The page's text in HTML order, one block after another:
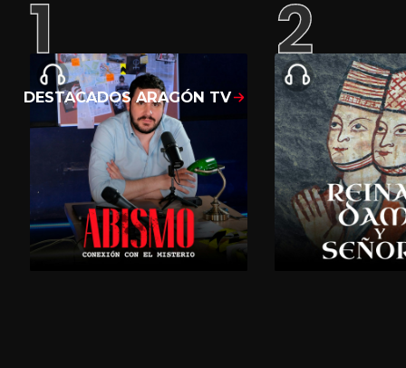
DESTACADOS ARAGÓN TV Mostrar todo